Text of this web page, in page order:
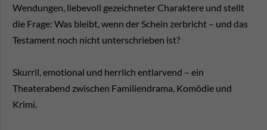
Wendungen, liebevoll gezeichneter Charaktere und stellt
die Frage: Was bleibt, wenn der Schein zerbricht – und das
Testament noch nicht unterschrieben ist?
Skurril, emotional und herrlich entlarvend – ein
Theaterabend zwischen Familiendrama, Komödie und
Krimi.